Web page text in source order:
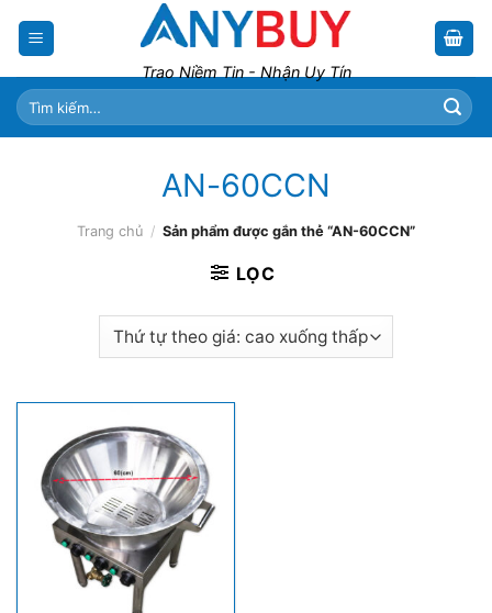
Trao Niềm Tin - Nhận Uy Tín
Tìm
kiếm:
AN-60CCN
Trang chủ / Sản phẩm được gắn thẻ “AN-60CCN”
LỌC